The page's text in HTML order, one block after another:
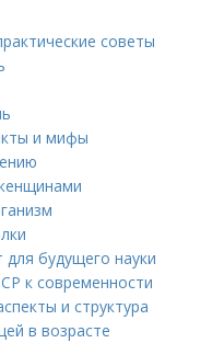
советы
и мифы
для будущего науки
к современности
и структура
в возрасте